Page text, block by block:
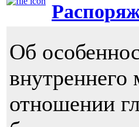
Об
внутреннего
отношении